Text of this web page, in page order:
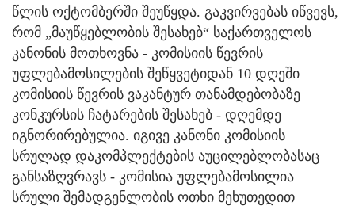
წლის ოქტომბერში შეუწყდა. გაკვირვებას იწვევს,
რომ „მაუწყებლობის შესახებ“ საქართველოს
კანონის მოთხოვნა - კომისიის წევრის
უფლებამოსილების შეწყვეტიდან 10 დღეში
კომისიის წევრის ვაკანტურ თანამდებობაზე
კონკურსის ჩატარების შესახებ - დღემდე
იგნორირებულია. იგივე კანონი კომისიის
სრულად დაკომპლექტების აუცილებლობასაც
განსაზღვრავს - კომისია უფლებამოსილია
სრული შემადგენლობის ოთხი მეხუთედით